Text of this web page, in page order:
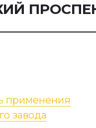
применения
завода